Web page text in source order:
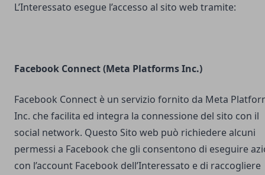
L’Interessato esegue l’accesso al sito web tramite:
Facebook Connect (Meta Platforms Inc.)
Facebook Connect è un servizio fornito da Meta
Inc. che facilita ed integra la connessione del sito con il
social network. Questo Sito web può richiedere alcuni
permessi a Facebook che gli consentono di eseguire
con l’account Facebook dell’Interessato e di raccogliere